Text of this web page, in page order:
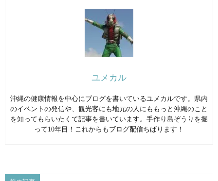
ユメカル
沖縄の健康情報を中心にブログを書いているユメカルです。県内
のイベントの発信や、観光客にも地元の人にももっと沖縄のこと
を知ってもらいたくて記事を書いています。手作り島ぞうりを掘
って10年目！これからもブログ配信ちばります！